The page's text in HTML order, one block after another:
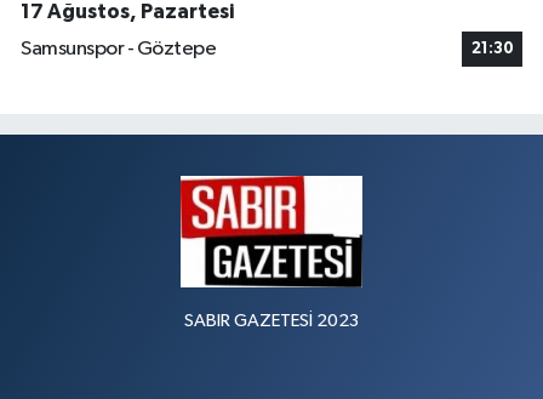
17 Ağustos, Pazartesi
Samsunspor - Göztepe
21:30
SABIR GAZETESİ 2023